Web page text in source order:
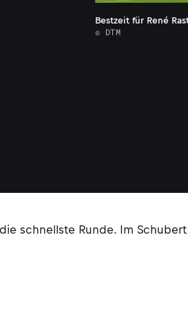
Bestzeit für René
© DTM
schnellste Runde. Im